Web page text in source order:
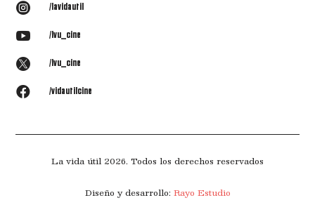
 /lavidautil
 /lvu_cine
 /lvu_cine
 /vidautilcine
La vida útil 2026. Todos los derechos reservados
Diseño y desarrollo: Rayo Estudio